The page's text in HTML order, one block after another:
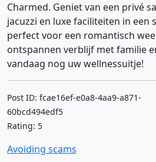
Charmed. Geniet van een privé
jacuzzi en luxe faciliteiten in een
perfect voor een romantisch
ontspannen verblijf met familie
vandaag nog uw wellnessuitje!
Post ID: fcae16ef-e0a8-4aa9-a871-
60bcd494edf5
Rating: 5
Avoiding scams